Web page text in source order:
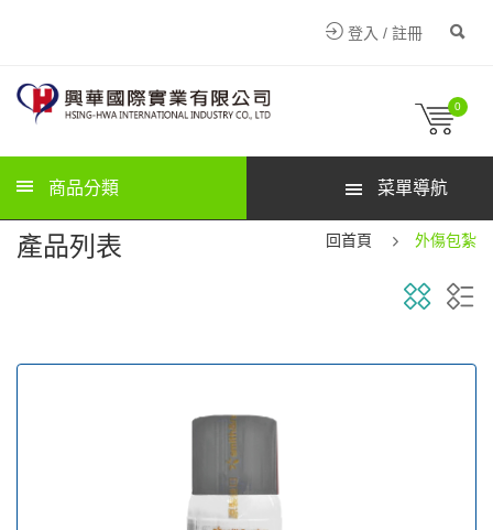
登入 / 註冊
0
商品分類 菜單導航
產品列表 回首頁 外傷包紮